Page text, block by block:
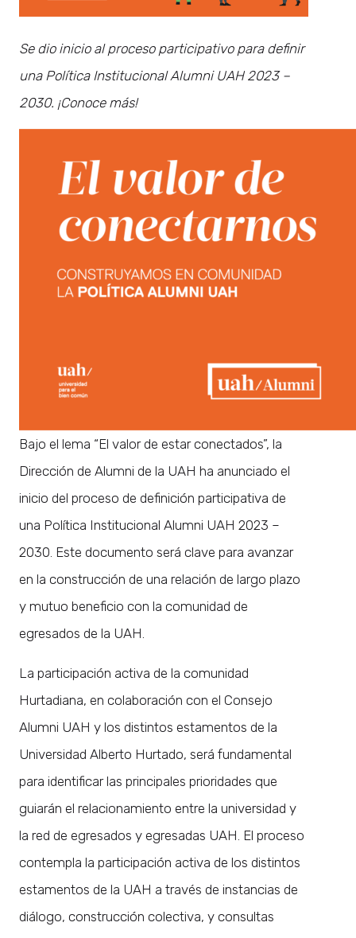
Se dio inicio al proceso participativo para definir
una Política Institucional Alumni UAH 2023 –
2030. ¡Conoce más!
Bajo el lema “El valor de estar conectados”, la
Dirección de Alumni de la UAH ha anunciado el
inicio del proceso de definición participativa de
una Política Institucional Alumni UAH 2023 –
2030. Este documento será clave para avanzar
en la construcción de una relación de largo plazo
y mutuo beneficio con la comunidad de
egresados de la UAH.
La participación activa de la comunidad
Hurtadiana, en colaboración con el Consejo
Alumni UAH y los distintos estamentos de la
Universidad Alberto Hurtado, será fundamental
para identificar las principales prioridades que
guiarán el relacionamiento entre la universidad y
la red de egresados y egresadas UAH. El proceso
contempla la participación activa de los distintos
estamentos de la UAH a través de instancias de
diálogo, construcción colectiva, y consultas